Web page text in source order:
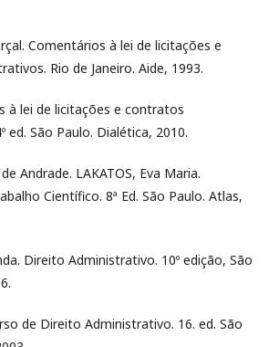
Comentários à lei de licitações e
Rio de Janeiro. Aide, 1993.
à lei de licitações e contratos
ed. São Paulo. Dialética, 2010.
Andrade. LAKATOS, Eva Maria.
Científico. 8ª Ed. São Paulo. Atlas,
Direito Administrativo. 10º edição, São
de Direito Administrativo. 16. ed. São